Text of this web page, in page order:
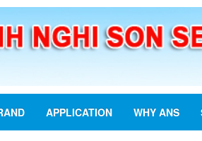
APPLICATION WHY ANS